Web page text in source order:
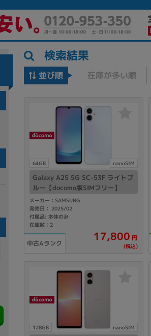
検索結果
並び順 在庫が多い順
64GB nanoSIM
Galaxy A25 5G SC-53F ライトブ
ルー【docomo版SIMフリー】
メーカー：SAMSUNG
発売日： 2025/02
付属品: 本体のみ
在庫数：2
中古Aランク
17,800 円
(税込)
128GB nanoSIM